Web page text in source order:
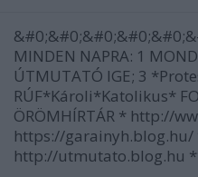
MINDEN NAPRA: 1
ÚTMUTATÓ IGE; 3
RÚF*Károli*Katolikus*
ÖRÖMHÍRTÁR * http://
https://
http://utmutato.blog.hu